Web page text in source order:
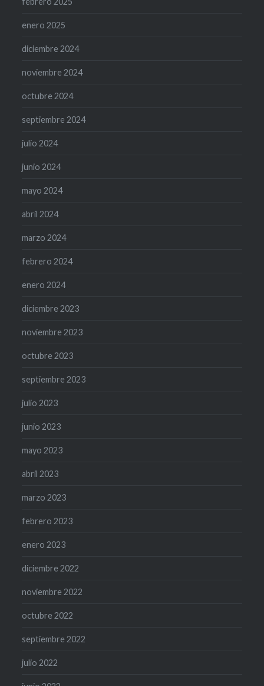
enero 2025
diciembre 2024
noviembre 2024
octubre 2024
septiembre 2024
julio 2024
junio 2024
mayo 2024
abril 2024
marzo 2024
febrero 2024
enero 2024
diciembre 2023
noviembre 2023
octubre 2023
septiembre 2023
julio 2023
junio 2023
mayo 2023
abril 2023
marzo 2023
febrero 2023
enero 2023
diciembre 2022
noviembre 2022
octubre 2022
septiembre 2022
julio 2022